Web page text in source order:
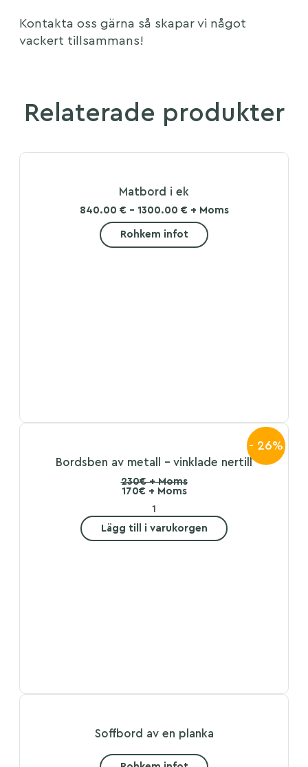
Kontakta oss gärna så skapar vi något
vackert tillsammans!
Relaterade produkter
Matbord i ek
840.00 € - 1300.00 € + Moms
Rohkem infot
- 26%
Bordsben av metall – vinklade nertill
230€ + Moms
170€ + Moms
Lägg till i varukorgen
Soffbord av en planka